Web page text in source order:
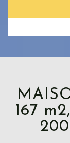
MAISON CHARENTAISE
167